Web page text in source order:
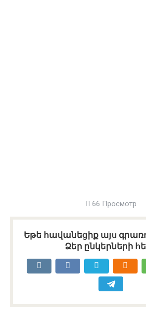
66 Просмотр
Եթե հավանեցիք այս
Ձեր ընկերների